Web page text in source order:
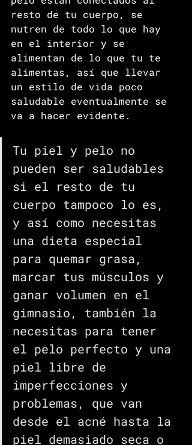
resto de tu cuerpo, se
nutren de todo lo que hay
en el interior y se
alimentan de lo que tu te
alimentas, así que llevar
un estilo de vida poco
saludable eventualmente se
va a hacer evidente.
Tu piel y pelo no
pueden ser saludables
si el resto de tu
cuerpo tampoco lo es,
y así como necesitas
una dieta especial
para quemar grasa,
marcar tus músculos y
ganar volumen en el
gimnasio, también la
necesitas para tener
el pelo perfecto y una
piel libre de
imperfecciones y
problemas, que van
desde el acné hasta la
piel demasiado seca o